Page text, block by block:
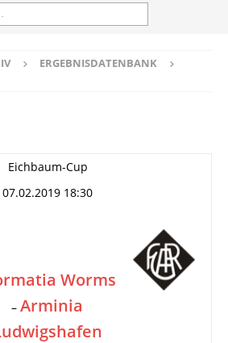
ERGEBNISDATENBANK
Eichbaum-Cup
07.02.2019 18:30
Worms
– Arminia